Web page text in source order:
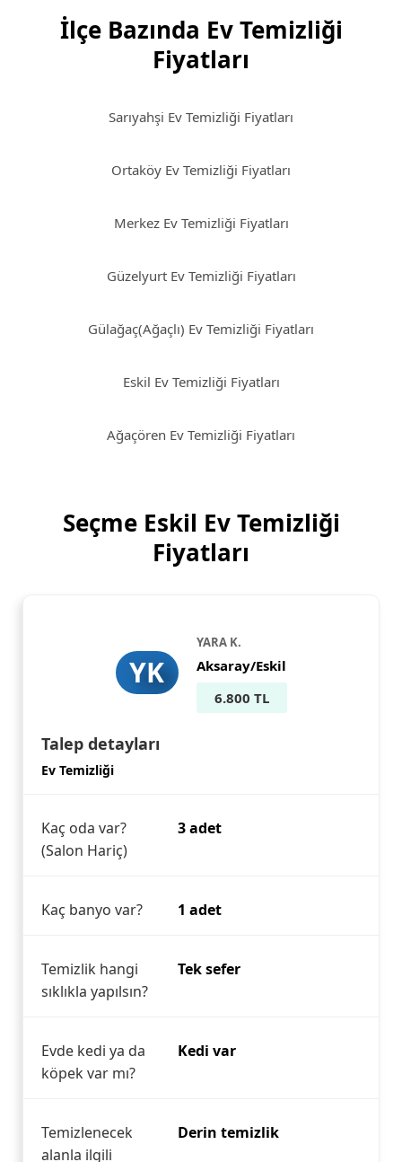
İlçe Bazında Ev Temizliği
Fiyatları
Sarıyahşi Ev Temizliği Fiyatları
Ortaköy Ev Temizliği Fiyatları
Merkez Ev Temizliği Fiyatları
Güzelyurt Ev Temizliği Fiyatları
Gülağaç(Ağaçlı) Ev Temizliği Fiyatları
Eskil Ev Temizliği Fiyatları
Ağaçören Ev Temizliği Fiyatları
Seçme Eskil Ev Temizliği
Fiyatları
YK
YARA K.
Aksaray/Eskil
6.800 TL
Talep detayları
Ev Temizliği
Kaç oda var?
(Salon Hariç)
3 adet
Kaç banyo var? 1 adet
Temizlik hangi
sıklıkla yapılsın?
Tek sefer
Evde kedi ya da
köpek var mı?
Kedi var
Temizlenecek
alanla ilgili
Derin temizlik